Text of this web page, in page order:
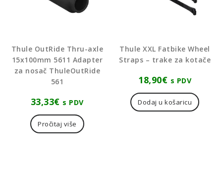
Thule OutRide Thru-axle
15x100mm 5611 Adapter
za nosač ThuleOutRide
561
33,33€ s PDV
Pročitaj više
Thule XXL Fatbike Wheel
Straps – trake za kotače
18,90€ s PDV
Dodaj u košaricu